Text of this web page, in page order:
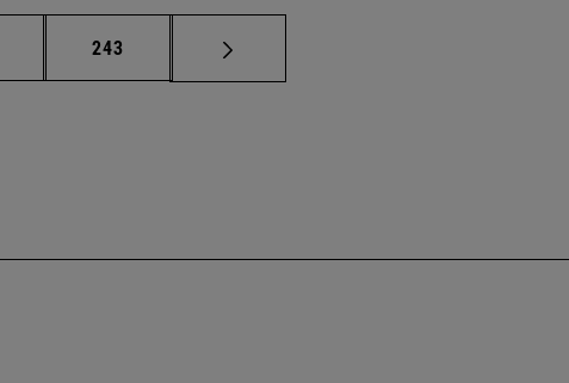
Páginas intermedias Use TAB para desplazarse.
Página
243